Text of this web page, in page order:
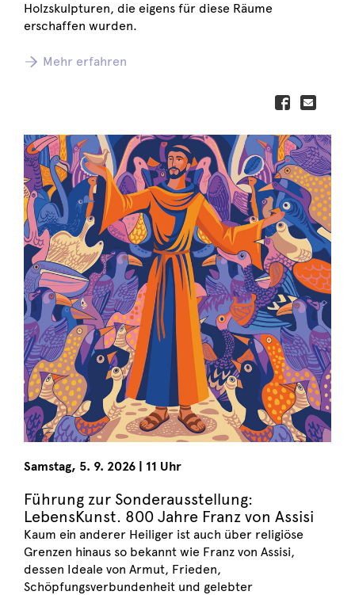
Holzskulpturen, die eigens für diese Räume
erschaffen wurden.
Mehr erfahren
Samstag, 5. 9. 2026 | 11 Uhr
Führung zur Sonderausstellung:
LebensKunst. 800 Jahre Franz von Assisi
Kaum ein anderer Heiliger ist auch über religiöse
Grenzen hinaus so bekannt wie Franz von Assisi,
dessen Ideale von Armut, Frieden,
Schöpfungsverbundenheit und gelebter